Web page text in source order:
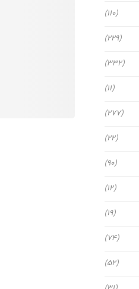
(110)
(229)
(332)
(11)
(277)
(22)
(90)
(12)
(19)
(74)
(52)